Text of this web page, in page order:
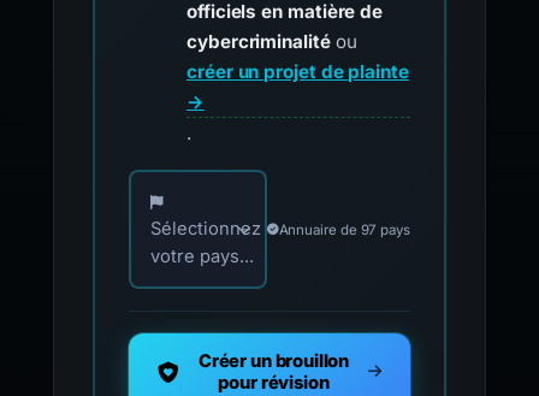
officiels en matière de
cybercriminalitéou
créer un projet de plainte
→
.
Choisissez votre pays pour les contacts
Sélectionnez
votre pays...
Annuaire de 97 pays
Créer un brouillon
pour révision